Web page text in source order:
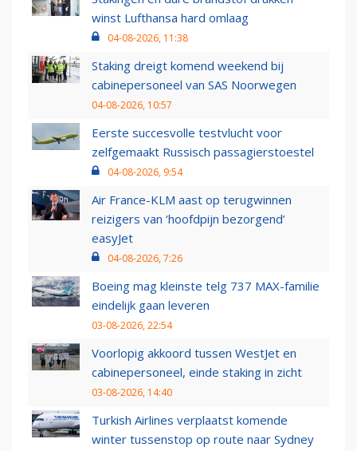
winst Lufthansa hard omlaag
04-08-2026, 11:38
Staking dreigt komend weekend bij
cabinepersoneel van SAS Noorwegen
04-08-2026, 10:57
Eerste succesvolle testvlucht voor
zelfgemaakt Russisch passagierstoestel
04-08-2026, 9:54
Air France-KLM aast op terugwinnen
reizigers van ‘hoofdpijn bezorgend’
easyJet
04-08-2026, 7:26
Boeing mag kleinste telg 737 MAX-familie
eindelijk gaan leveren
03-08-2026, 22:54
Voorlopig akkoord tussen WestJet en
cabinepersoneel, einde staking in zicht
03-08-2026, 14:40
Turkish Airlines verplaatst komende
winter tussenstop op route naar Sydney